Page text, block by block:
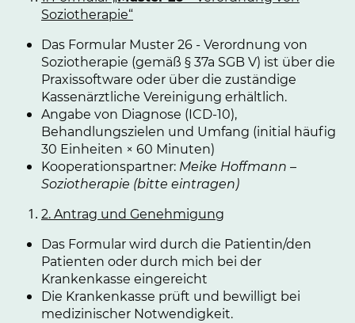
Soziotherapie“
Das Formular Muster 26 - Verordnung von
Soziotherapie (gemäß § 37a SGB V) ist über die
Praxissoftware oder über die zuständige
Kassenärztliche Vereinigung erhältlich.
Angabe von Diagnose (ICD-10),
Behandlungszielen und Umfang (initial häufig
30 Einheiten × 60 Minuten)
Kooperationspartner: Meike Hoffmann –
Soziotherapie (bitte eintragen)
2. Antrag und Genehmigung
Das Formular wird durch die Patientin/den
Patienten oder durch mich bei der
Krankenkasse eingereicht
Die Krankenkasse prüft und bewilligt bei
medizinischer Notwendigkeit.